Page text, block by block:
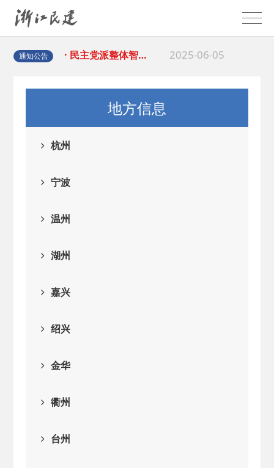
通知公告
· 中国民主建国会…
· 民主党派整体智… 2025-06-05
· 民建省委会民主… 2025-04-10
· 中国民主建国会… 2025-02-24
地方信息
杭州
宁波
温州
湖州
嘉兴
绍兴
金华
衢州
台州